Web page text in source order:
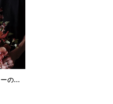
アンティークカラーのクラッチブーケ